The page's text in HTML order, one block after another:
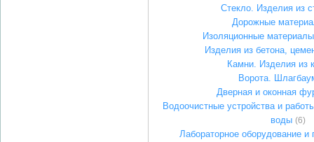
Стекло. Изделия из
Дорожные
Изоляционные
Изделия из бетона,
Камни. Изделия из
Ворота.
Дверная и оконная
Водоочистные устройства и
воды (6)
Лабораторное оборудование и